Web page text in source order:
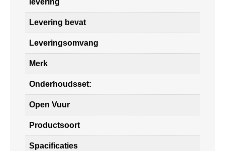
levering
Levering bevat
Leveringsomvang
Merk
Onderhoudsset:
Open Vuur
Productsoort
Spacificaties